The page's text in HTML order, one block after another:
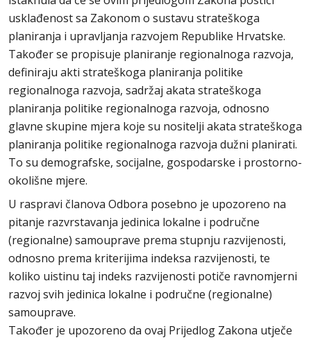
usklađenost sa Zakonom o sustavu strateškoga
planiranja i upravljanja razvojem Republike Hrvatske.
Također se propisuje planiranje regionalnoga razvoja,
definiraju akti strateškoga planiranja politike
regionalnoga razvoja, sadržaj akata strateškoga
planiranja politike regionalnoga razvoja, odnosno
glavne skupine mjera koje su nositelji akata strateškoga
planiranja politike regionalnoga razvoja dužni planirati.
To su demografske, socijalne, gospodarske i prostorno-
okolišne mjere.
U raspravi članova Odbora posebno je upozoreno na
pitanje razvrstavanja jedinica lokalne i područne
(regionalne) samouprave prema stupnju razvijenosti,
odnosno prema kriterijima indeksa razvijenosti, te
koliko uistinu taj indeks razvijenosti potiče ravnomjerni
razvoj svih jedinica lokalne i područne (regionalne)
samouprave.
Također je upozoreno da ovaj Prijedlog Zakona utječe